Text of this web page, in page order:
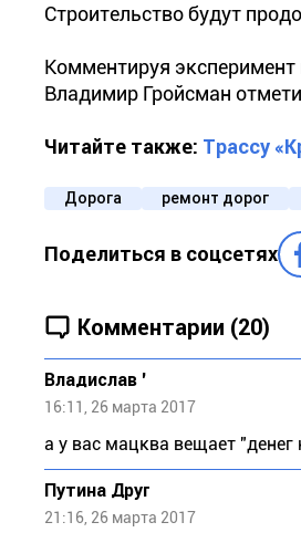
Строительство будут
Комментируя
Владимир Гройсман
Читайте также: Трассу
Дорога ремонт дорог
Поделиться в соцсетях
Комментарии (20)
Владислав '
16:11, 26 марта 2017
а у вас мацква вещает "денег
Путина Друг
21:16, 26 марта 2017